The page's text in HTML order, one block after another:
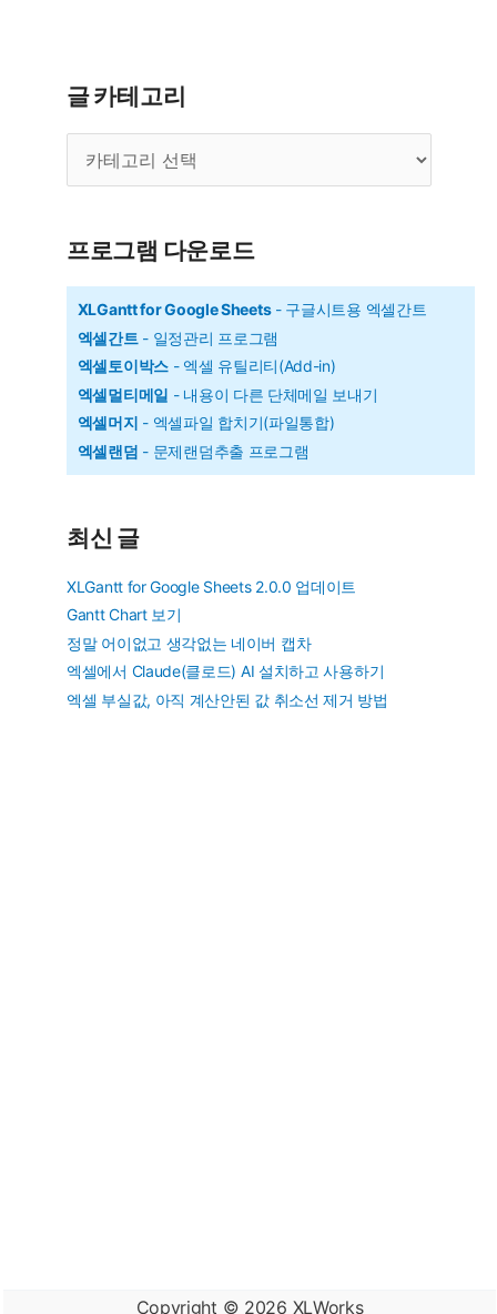
글 카테고리
테
리
프로그램 다운로드
XLGantt for Google Sheets- 구글시트용 엑셀간트
엑셀간트- 일정관리 프로그램
엑셀토이박스 - 엑셀 유틸리티(Add-in)
엑셀멀티메일 - 내용이 다른 단체메일 보내기
엑셀머지 - 엑셀파일 합치기(파일통합)
엑셀랜덤 - 문제랜덤추출 프로그램
최신 글
XLGantt for Google Sheets 2.0.0 업데이트
Gantt Chart 보기
정말 어이없고 생각없는 네이버 캡차
엑셀에서 Claude(클로드) AI 설치하고 사용하기
엑셀 부실값, 아직 계산안된 값 취소선 제거 방법
Copyright © 2026 XLWorks